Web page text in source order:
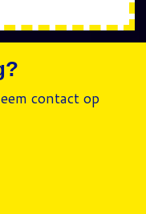
contact op